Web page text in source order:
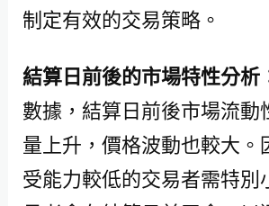
制定有效的交易策略。
結算日前後的市場特性分析
數據，結算日前後市場流動
量上升，價格波動也較大。
受能力較低的交易者需特別